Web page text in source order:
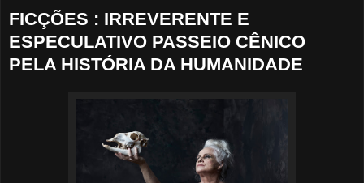
FICÇÕES : IRREVERENTE E
ESPECULATIVO PASSEIO CÊNICO
PELA HISTÓRIA DA HUMANIDADE